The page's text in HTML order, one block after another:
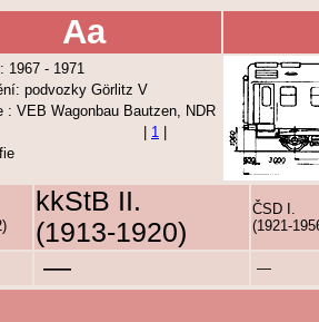
Aa
1967 - 1971
podvozky Görlitz V
: VEB Wagonbau Bautzen, NDR
1
kkStB II.
(1913-1920)
ČSD I.
(1921-
— —